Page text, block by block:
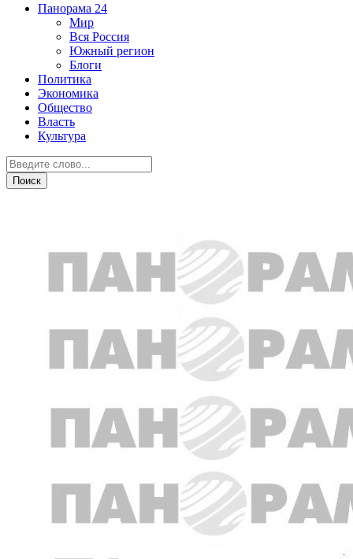
Панорама 24
Мир
Вся Россия
Южный регион
Блоги
Политика
Экономика
Общество
Власть
Культура